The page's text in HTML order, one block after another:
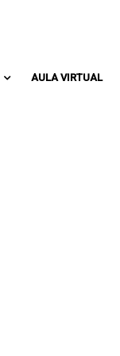
AULA VIRTUAL